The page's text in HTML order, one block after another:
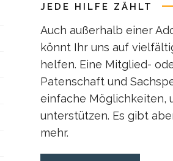
JEDE HILFE ZÄHLT
Auch außerhalb einer
könnt Ihr uns auf
helfen. Eine Mitglied-
Patenschaft und
einfache Möglichkeiten,
unterstützen. Es gibt
mehr.